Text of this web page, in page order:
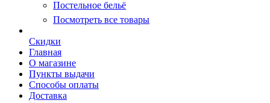
Постельное бельё
Посмотреть все товары
Скидки
Главная
О магазине
Пункты выдачи
Способы оплаты
Доставка